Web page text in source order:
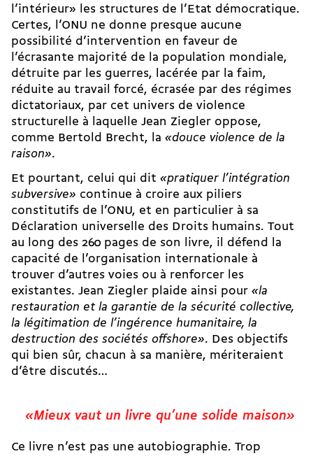
l’intérieur» les structures de l’Etat démocratique.
Certes, l’ONU ne donne presque aucune
possibilité d’intervention en faveur de
l’écrasante majorité de la population mondiale,
détruite par les guerres, lacérée par la faim,
réduite au travail forcé, écrasée par des régimes
dictatoriaux, par cet univers de violence
structurelle à laquelle Jean Ziegler oppose,
comme Bertold Brecht, la «douce violence de la
raison».
Et pourtant, celui qui dit «pratiquer l’intégration
subversive» continue à croire aux piliers
constitutifs de l’ONU, et en particulier à sa
Déclaration universelle des Droits humains. Tout
au long des 260 pages de son livre, il défend la
capacité de l’organisation internationale à
trouver d’autres voies ou à renforcer les
existantes. Jean Ziegler plaide ainsi pour «la
restauration et la garantie de la sécurité collective,
la légitimation de l’ingérence humanitaire, la
destruction des sociétés offshore». Des objectifs
qui bien sûr, chacun à sa manière, mériteraient
d’être discutés…
«Mieux vaut un livre qu’une solide maison»
Ce livre n’est pas une autobiographie. Trop